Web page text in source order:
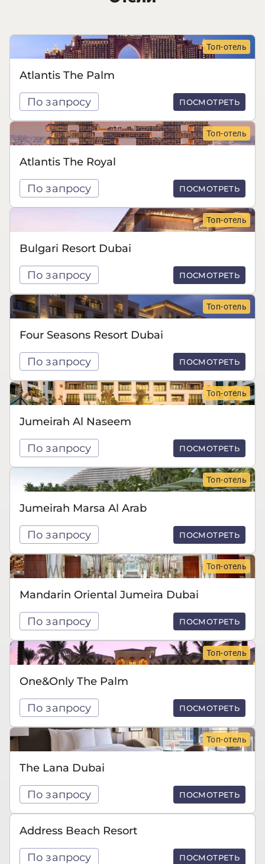
Топ-отель
Atlantis The Palm
По запросу ПОСМОТРЕТЬ
Топ-отель
Atlantis The Royal
По запросу ПОСМОТРЕТЬ
Топ-отель
Bulgari Resort Dubai
По запросу ПОСМОТРЕТЬ
Топ-отель
Four Seasons Resort Dubai
По запросу ПОСМОТРЕТЬ
Топ-отель
Jumeirah Al Naseem
По запросу ПОСМОТРЕТЬ
Топ-отель
Jumeirah Marsa Al Arab
По запросу ПОСМОТРЕТЬ
Топ-отель
Mandarin Oriental Jumeira Dubai
По запросу ПОСМОТРЕТЬ
Топ-отель
One&Only The Palm
По запросу ПОСМОТРЕТЬ
Топ-отель
The Lana Dubai
По запросу ПОСМОТРЕТЬ
Address Beach Resort
По запросу ПОСМОТРЕТЬ